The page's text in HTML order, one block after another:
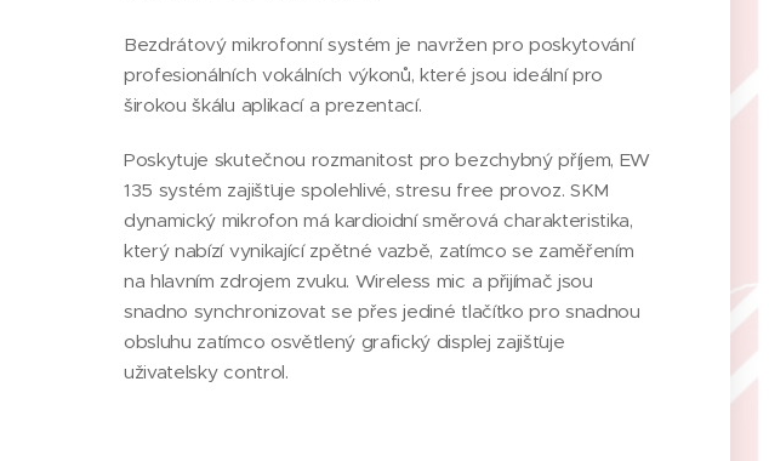
Bezdrátový mikrofonní systém je navržen pro poskytování
profesionálních vokálních výkonů, které jsou ideální pro
širokou škálu aplikací a prezentací.
Poskytuje skutečnou rozmanitost pro bezchybný příjem, EW
135 systém zajišťuje spolehlivé, stresu free provoz. SKM
dynamický mikrofon má kardioidní směrová charakteristika,
který nabízí vynikající zpětné vazbě, zatímco se zaměřením
na hlavním zdrojem zvuku. Wireless mic a přijímač jsou
snadno synchronizovat se přes jediné tlačítko pro snadnou
obsluhu zatímco osvětlený grafický displej zajišťuje
uživatelsky control.